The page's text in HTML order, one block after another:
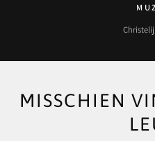
MISSCHIEN